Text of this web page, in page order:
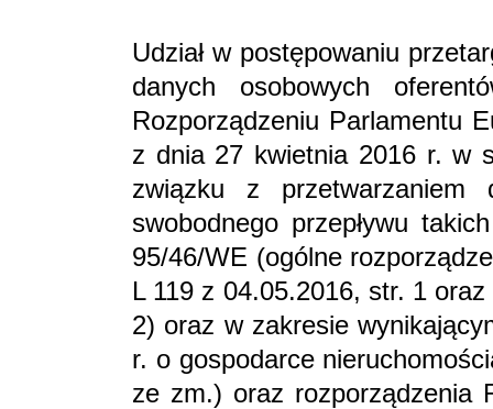
Udział w postępowaniu
danych osobowych
Rozporządzeniu Parlamentu
z dnia 27 kwietnia 2016 r. w
związku z
swobodnego przepływu
95/46/WE (ogólne
L 119 z 04.05.2016, str. 1
2) oraz w zakresie
r. o gospodarce
ze zm.) oraz rozporządzenia